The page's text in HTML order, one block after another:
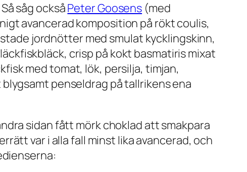
såg ocksåPeter Goosens (med
avancerad komposition på rökt coulis,
jordnötter med smulat kycklingskinn,
crisp på kokt basmatiris mixat
med tomat, lök, persilja, timjan,
penseldrag på tallrikens ena
sidan fått mörk choklad att smakpara
var i alla fall minst lika avancerad, och